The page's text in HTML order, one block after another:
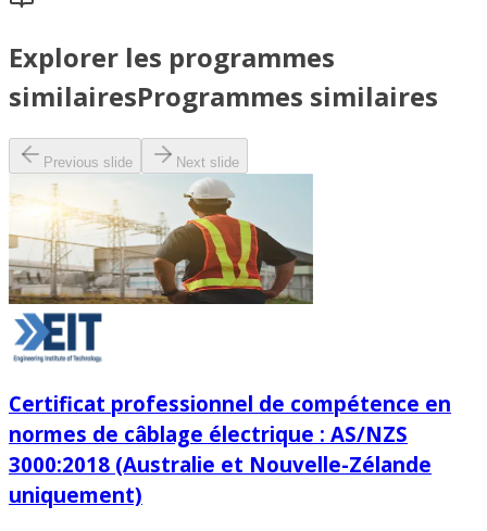
Explorer les programmes
similairesProgrammes similaires
Previous slide Next slide
Certificat professionnel de compétence en
normes de câblage électrique : AS/NZS
3000:2018 (Australie et Nouvelle-Zélande
uniquement)